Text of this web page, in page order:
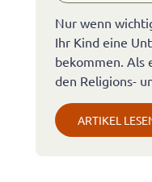
Nur wenn
Ihr Kind eine
bekommen. Als
den Religions-
ARTIKEL